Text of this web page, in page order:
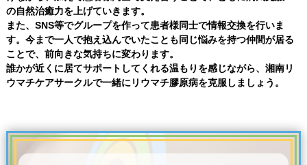
の自然治癒力を上げていきます。
また、SNS等でグループを作って患者様同士で情報交換を行いま
す。今まで一人で抱え込んでいたことも同じ悩みを持つ仲間が居る
ことで、前向きな気持ちに変わります。
誰かが近くに居てサポートしてくれる温もりを感じながら、湘南リ
ウマチケアサークルで一緒にリウマチ膠原病を克服しましょう。